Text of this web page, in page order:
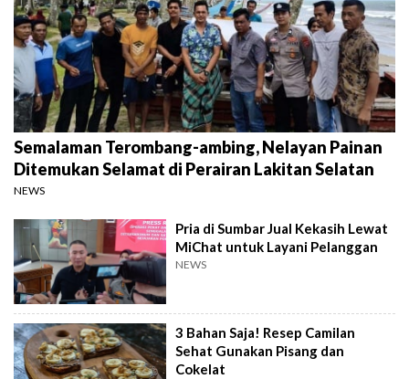
Semalaman Terombang-ambing, Nelayan Painan
Ditemukan Selamat di Perairan Lakitan Selatan
NEWS
Pria di Sumbar Jual Kekasih Lewat
MiChat untuk Layani Pelanggan
NEWS
3 Bahan Saja! Resep Camilan
Sehat Gunakan Pisang dan
Cokelat